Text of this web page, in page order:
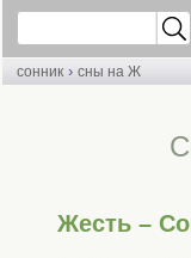
сонник › сны на Ж
Жесть –